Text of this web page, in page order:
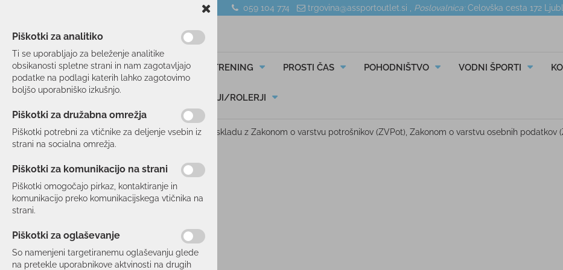
059 104 774 trgovina@assportoutlet.si Poslovalnica: Celovška cesta 172
SMUČANJE TEK/TRENING PROSTI ČAS POHODNIŠTVO VODNI ŠPORTI
DARILNI BONI SKIROJI/ROLERJI
POGOJI POSLOVANJA
Pogoji poslovanja spletne trgovine Okmal d.o.o. so v skladu z Zakonom o varstvu potrošnikov (ZVPot), Zakonom o varstvu osebnih
1).
INFORMACIJE O PODJETJU
Okmal, trgovina, storitve in proizvodnja d.o.o.
P.E.: As Sport Outlet
Celovška cesta 172, 1000 Ljubljana
TRR: SI56 3300 0001 0176 746
Smo davčni zavezanec.
Matična številka: 5729726000
Registrski organ: Okrožno sodišče Ljubljana
Piškotki za analitiko
Ti se uporabljajo za beleženje analitike
obsikanosti spletne strani in nam zagotavljajo
podatke na podlagi katerih lahko zagotovimo
boljšo uporabniško izkušnjo.
Piškotki za družabna omrežja
Piškotki potrebni za vtičnike za deljenje vsebin iz
strani na socialna omrežja.
Piškotki za komunikacijo na strani
Piškotki omogočajo pirkaz, kontaktiranje in
komunikacijo preko komunikacijskega vtičnika na
strani.
Piškotki za oglaševanje
So namenjeni targetiranemu oglaševanju glede
na pretekle uporabnikove aktvinosti na drugih